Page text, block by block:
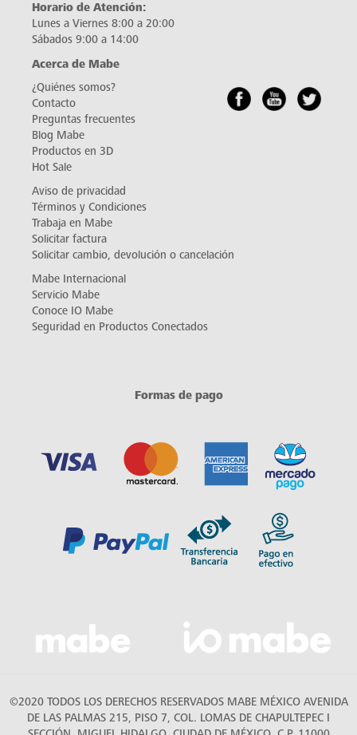
Horario de Atención:
Lunes a Viernes 8:00 a 20:00
Sábados 9:00 a 14:00
Acerca de Mabe
¿Quiénes somos?
Contacto
Preguntas frecuentes
Blog Mabe
Productos en 3D
Hot Sale
Aviso de privacidad
Términos y Condiciones
Trabaja en Mabe
Solicitar factura
Solicitar cambio, devolución o cancelación
Mabe Internacional
Servicio Mabe
Conoce IO Mabe
Seguridad en Productos Conectados
Formas de pago
©2020 TODOS LOS DERECHOS RESERVADOS MABE MÉXICO AVENIDA
DE LAS PALMAS 215, PISO 7, COL. LOMAS DE CHAPULTEPEC I